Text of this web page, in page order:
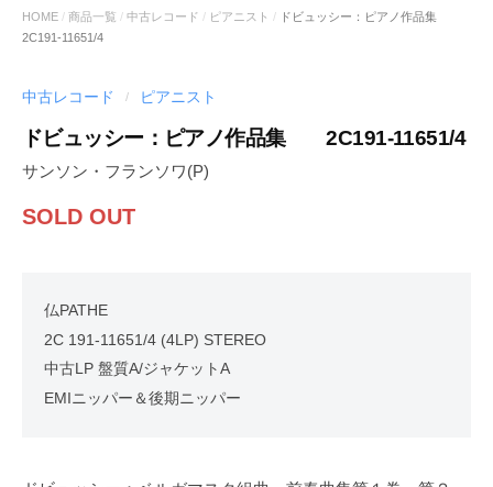
HOME / 商品一覧 / 中古レコード / ピアニスト / ドビュッシー：ピアノ作品集
2C191-11651/4
中古レコード / ピアニスト
ドビュッシー：ピアノ作品集 2C191-11651/4
サンソン・フランソワ(P)
SOLD OUT
仏PATHE
2C 191-11651/4 (4LP) STEREO
中古LP 盤質A/ジャケットA
EMIニッパー＆後期ニッパー